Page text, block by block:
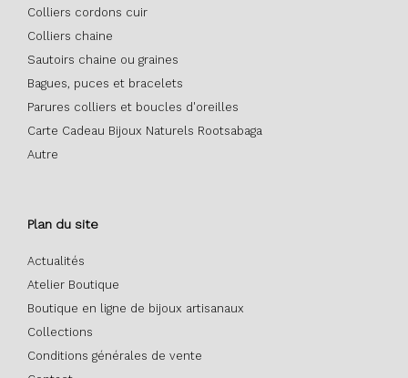
Colliers cordons cuir
Colliers chaine
Sautoirs chaine ou graines
Bagues, puces et bracelets
Parures colliers et boucles d'oreilles
Carte Cadeau Bijoux Naturels Rootsabaga
Autre
Plan du site
Actualités
Atelier Boutique
Boutique en ligne de bijoux artisanaux
Collections
Conditions générales de vente